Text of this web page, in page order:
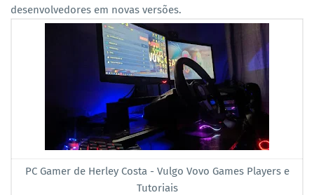
desenvolvedores em novas versões.
PC Gamer de Herley Costa - Vulgo Vovo Games Players e
Tutoriais